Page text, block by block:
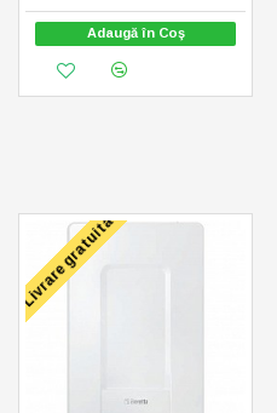
Adaugă în Coş
Livrare gratuita